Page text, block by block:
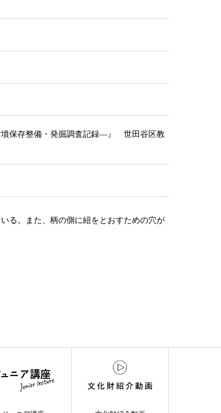
保存整備・発掘調査記録―』 世田谷区教
る。また、柄の側に紐をとおすための穴が